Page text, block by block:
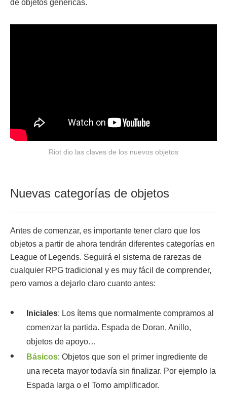
de objetos genéricas.
Riot dio las claves de los nuevos objetos
Nuevas categorías de objetos
Antes de comenzar, es importante tener claro que los
objetos a partir de ahora tendrán diferentes categorías en
League of Legends. Seguirá el sistema de rarezas de
cualquier RPG tradicional y es muy fácil de comprender,
pero vamos a dejarlo claro cuanto antes:
Iniciales: Los ítems que normalmente compramos al
comenzar la partida. Espada de Doran, Anillo,
objetos de apoyo…
Básicos: Objetos que son el primer ingrediente de
una receta mayor todavía sin finalizar. Por ejemplo la
Espada larga o el Tomo amplificador.